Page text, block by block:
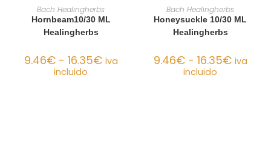
SELECCIONAR OPCIONES
Bach Healingherbs
Hornbeam10/30 ML
Healingherbs
9.46€ - 16.35€ iva
incluido
SELECCIONAR OPCIONES
Bach Healingherbs
Honeysuckle 10/30 ML
Healingherbs
9.46€ - 16.35€ iva
incluido